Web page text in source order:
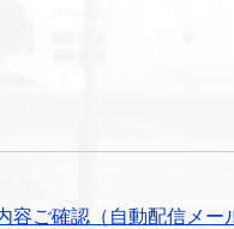
ご確認（自動配信メー